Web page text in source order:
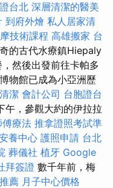
台北 深層清潔的醫美
到府外燴 私人居家清
技術課程 高雄搬家 台
的古代水療鎮Hiepaly
，然後出發前往卡帕多
物館已成為小亞洲歷
潔 會計公司 台胞證台
午，參觀大約的伊拉拉
傅療法 推拿證照考試準
養中心 護照申請 台北
葬儀社 植牙 Google
拜簽證 數千年前，梅
薦 月子中心價格